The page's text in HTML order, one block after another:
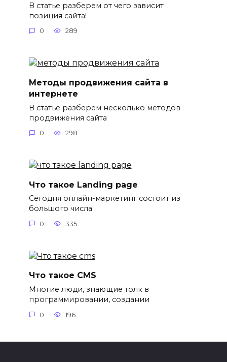
В статье разберем от чего зависит
позиция сайта!
0 289
Методы продвижения сайта в
интернете
В статье разберем несколько методов
продвижения сайта
0 298
Что такое Landing page
Сегодня онлайн-маркетинг состоит из
большого числа
0 335
Что такое CMS
Многие люди, знающие толк в
программировании, создании
0 196